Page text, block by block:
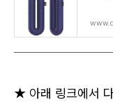
★ 아래 링크에서